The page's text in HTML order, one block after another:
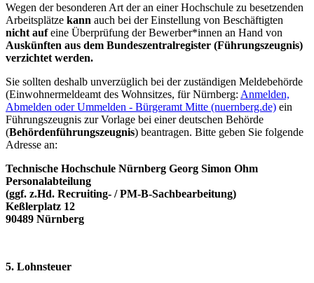
Wegen der besonderen Art der an einer Hochschule zu besetzenden
Arbeitsplätze kann auch bei der Einstellung von Beschäftigten
nicht aufeine Überprüfung der Bewerber*innen an Hand von
Auskünften aus dem Bundeszentralregister (Führungszeugnis)
verzichtet werden.
Sie sollten deshalb unverzüglich bei der zuständigen Meldebehörde
(Einwohnermeldeamt des Wohnsitzes, für Nürnberg: Anmelden,
Abmelden oder Ummelden - Bürgeramt Mitte (nuernberg.de) ein
Führungszeugnis zur Vorlage bei einer deutschen Behörde
(Behördenführungszeugnis) beantragen. Bitte geben Sie folgende
Adresse an:
Technische Hochschule Nürnberg Georg Simon Ohm
Personalabteilung
(ggf. z.Hd. Recruiting- / PM-B-Sachbearbeitung)
Keßlerplatz 12
90489 Nürnberg
5. Lohnsteuer